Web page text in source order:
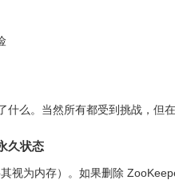
什么。当然所有都受到挑战，但
久状态
视为内存）。如果删除